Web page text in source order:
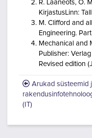
R. Laaneots, O.
KirjastusLinn:
M. Clifford and
Engineering.
Mechanical and
Publisher:
Revised edition
Arukad süsteemid
(IT)